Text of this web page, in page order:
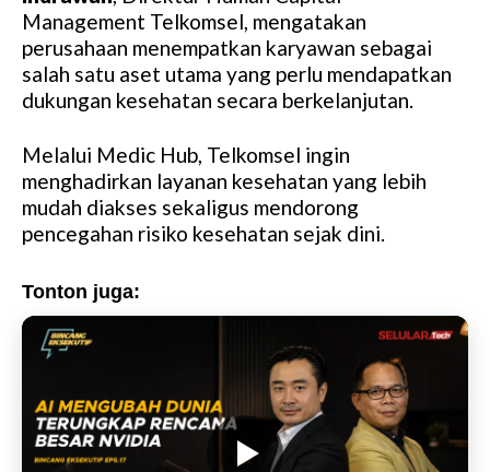
Management Telkomsel, mengatakan
perusahaan menempatkan karyawan sebagai
salah satu aset utama yang perlu mendapatkan
dukungan kesehatan secara berkelanjutan.
Melalui Medic Hub, Telkomsel ingin
menghadirkan layanan kesehatan yang lebih
mudah diakses sekaligus mendorong
pencegahan risiko kesehatan sejak dini.
Tonton juga: